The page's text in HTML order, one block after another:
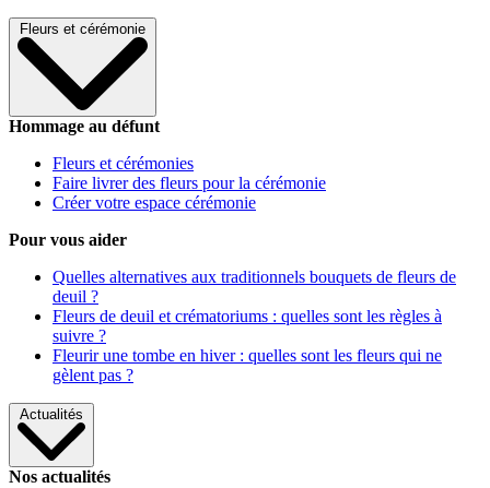
Fleurs et cérémonie
Hommage au défunt
Fleurs et cérémonies
Faire livrer des fleurs pour la cérémonie
Créer votre espace cérémonie
Pour vous aider
Quelles alternatives aux traditionnels bouquets de fleurs de
deuil ?
Fleurs de deuil et crématoriums : quelles sont les règles à
suivre ?
Fleurir une tombe en hiver : quelles sont les fleurs qui ne
gèlent pas ?
Actualités
Nos actualités